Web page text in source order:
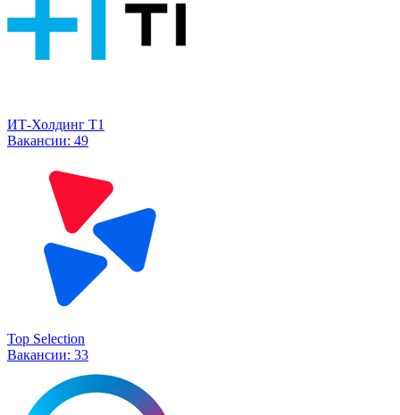
ИТ-Холдинг Т1
Вакансии: 49
Top Selection
Вакансии: 33